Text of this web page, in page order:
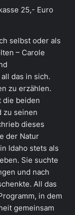
25,- Euro
selbst oder als
– Carole
das in sich.
zu erzählen.
die beiden
zu seinen
dieses
der Natur
Idaho stets als
Sie suchte
und nach
All das
in dem
gemeinsam